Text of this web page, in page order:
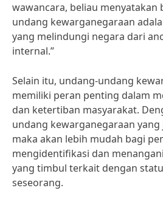
wawancara, beliau menyatakan
undang kewarganegaraan
yang melindungi negara dari
internal.”
Selain itu, undang-undang
memiliki peran penting dalam
dan ketertiban masyarakat.
undang kewarganegaraan yang
maka akan lebih mudah bagi
mengidentifikasi dan
yang timbul terkait dengan
seseorang.